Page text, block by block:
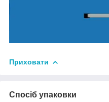
Приховати
Спосіб упаковки